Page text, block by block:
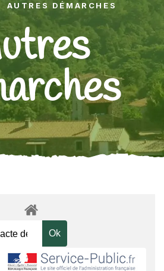
AUTRES DÉMARCHES